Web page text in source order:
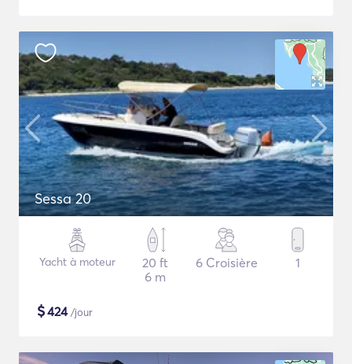
Sessa 20
Yacht à moteur
20 ft
6 m
6 Croisière 1
$424/jour